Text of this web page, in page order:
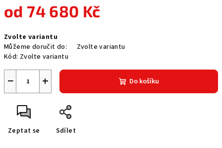
od74 680 Kč
cena:
Zvolte variantu
Můžeme doručit do:
Zvolte variantu
Kód: Zvolte variantu
+
− Do košíku
Zeptat se Sdílet